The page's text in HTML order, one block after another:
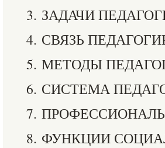
3. ЗАДАЧИ
4. СВЯЗЬ
5. МЕТОДЫ
6. СИСТЕМА
7.
8. ФУНКЦИИ